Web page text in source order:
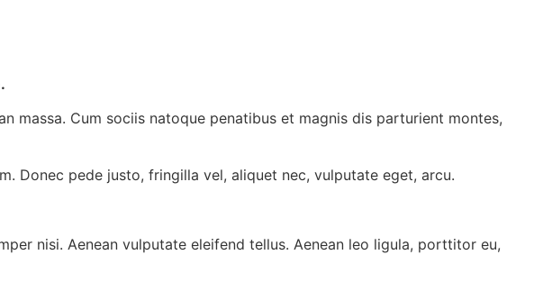
massa. Cum sociis natoque penatibus et magnis dis parturient montes,
Donec pede justo, fringilla vel, aliquet nec, vulputate eget, arcu.
nisi. Aenean vulputate eleifend tellus. Aenean leo ligula, porttitor eu,